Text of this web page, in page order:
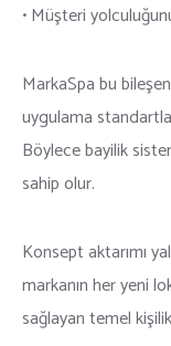
• Müşteri
MarkaSpa bu
uygulama
Böylece bayilik
sahip olur.
Konsept aktarımı
markanın her yeni
sağlayan temel kişilik